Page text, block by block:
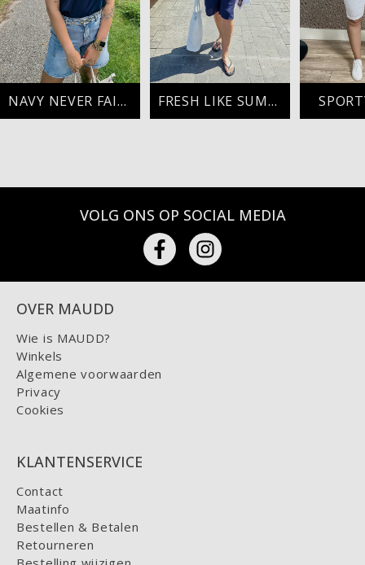
NAVY NEVER FAILS FRESH LIKE SUMMER
VOLG ONS OP SOCIAL MEDIA
OVER MAUDD
Wie is MAUDD?
Winkels
Algemene voorwaarden
Privacy
Cookies
KLANTENSERVICE
Contact
Maatinfo
Bestellen & Betalen
Retourneren